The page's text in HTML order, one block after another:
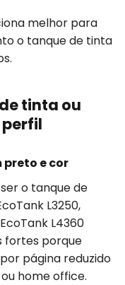
melhor para
o tanque de tinta
tinta ou
perfil
e cor
o tanque de
L3250,
L4360
fortes porque
página reduzido
home office.